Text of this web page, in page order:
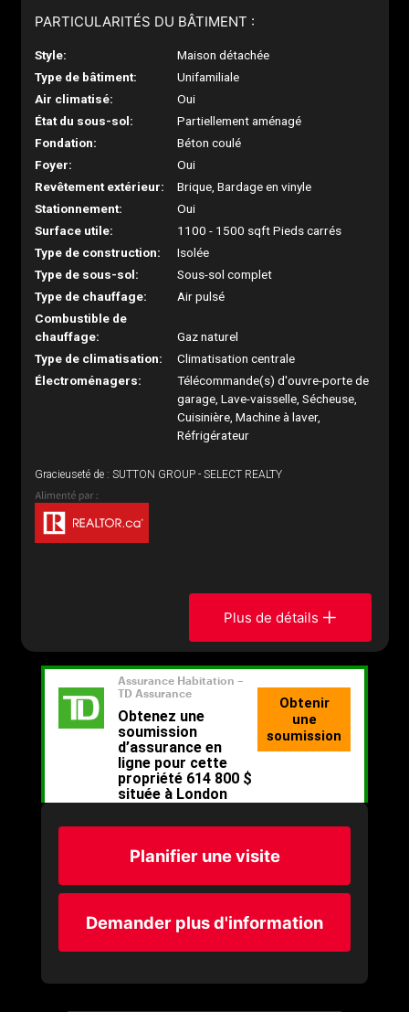
PARTICULARITÉS DU BÂTIMENT :
Style:
Maison détachée
Type de bâtiment:
Unifamiliale
Air climatisé:
Oui
État du sous-sol:
Partiellement aménagé
Fondation:
Béton coulé
Foyer:
Oui
Revêtement extérieur:
Brique, Bardage en vinyle
Stationnement:
Oui
Surface utile:
1100 - 1500 sqft Pieds carrés
Type de construction:
Isolée
Type de sous-sol:
Sous-sol complet
Type de chauffage:
Air pulsé
Combustible de
chauffage:
Gaz naturel
Type de climatisation:
Climatisation centrale
Électroménagers:
Télécommande(s) d'ouvre-porte de
garage, Lave-vaisselle, Sécheuse,
Cuisinière, Machine à laver,
Réfrigérateur
Gracieuseté de : SUTTON GROUP - SELECT REALTY
Plus de détails
Planifier une visite
Demander plus d'information